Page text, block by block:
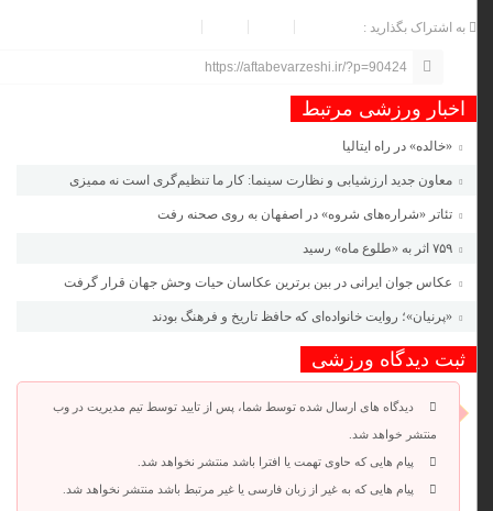
به اشتراک بگذارید :
https://aftabevarzeshi.ir/?p=90424
اخبار ورزشی مرتبط
«خالده» در راه ایتالیا
معاون جدید ارزشیابی و نظارت سینما: کار ما تنظیم‌گری است نه ممیزی
تئاتر «شراره‌های شروه» در اصفهان به روی صحنه رفت
عکاس جوان ایرانی در بین برترین عکاسان حیات وحش جهان قرار گرفت
«پرنیان»؛ روایت خانواده‌ای که حافظ تاریخ و فرهنگ بودند
ثبت دیدگاه ورزشی
دیدگاه های ارسال شده توسط شما، پس از تایید توسط تیم مدیریت در وب
منتشر خواهد شد.
پیام هایی که حاوی تهمت یا افترا باشد منتشر نخواهد شد.
پیام هایی که به غیر از زبان فارسی یا غیر مرتبط باشد منتشر نخواهد شد.